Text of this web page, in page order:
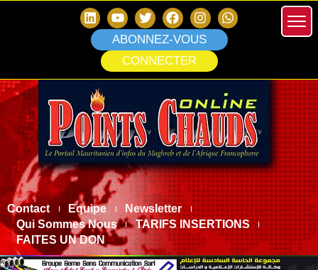
ABONNEZ-VOUS
CONNECTER
Contact Equipe
Newsletter
Qui Sommes Nous
TARIFS INSERTIONS
FAITES UN DON